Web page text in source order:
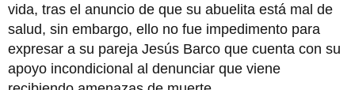
vida, tras el anuncio de que su abuelita está mal de
salud, sin embargo, ello no fue impedimento para
expresar a su pareja Jesús Barco que cuenta con su
apoyo incondicional al denunciar que viene